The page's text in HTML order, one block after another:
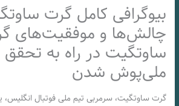
بیوگرافی کامل گرت
چالش‌ها و موفقیت‌های
ساوتگیت در راه به تحقق
ملی‌پوش شدن
گرت ساوتگیت، سرمربی تیم ملی فوتبال